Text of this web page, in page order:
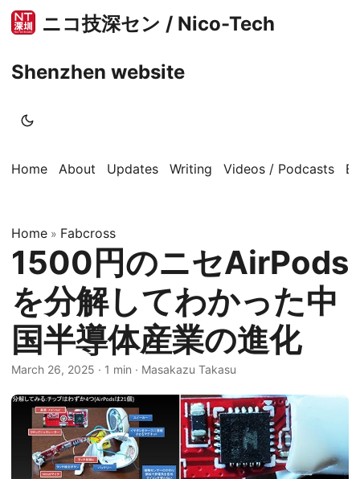
ニコ技深セン / Nico-Tech
Shenzhen website
Home About Updates Writing Videos / Podcasts
Home » Fabcross
1500円のニセAirPods
を分解してわかった中
国半導体産業の進化
March 26, 2025 · 1 min · Masakazu Takasu